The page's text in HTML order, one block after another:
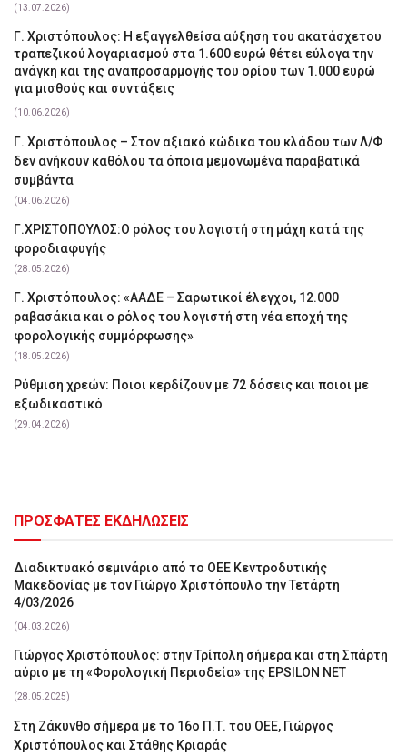
(13.07.2026)
Γ. Χριστόπουλος: Η εξαγγελθείσα αύξηση του ακατάσχετου
τραπεζικού λογαριασμού στα 1.600 ευρώ θέτει εύλογα την
ανάγκη και της αναπροσαρμογής του ορίου των 1.000 ευρώ
για μισθούς και συντάξεις
(10.06.2026)
Γ. Χριστόπουλος – Στον αξιακό κώδικα του κλάδου των Λ/Φ
δεν ανήκουν καθόλου τα όποια μεμονωμένα παραβατικά
συμβάντα
(04.06.2026)
Γ.ΧΡΙΣΤΟΠΟΥΛΟΣ:Ο ρόλος του λογιστή στη μάχη κατά της
φοροδιαφυγής
(28.05.2026)
Γ. Χριστόπουλος: «ΑΑΔΕ – Σαρωτικοί έλεγχοι, 12.000
ραβασάκια και ο ρόλος του λογιστή στη νέα εποχή της
φορολογικής συμμόρφωσης»
(18.05.2026)
Ρύθμιση χρεών: Ποιοι κερδίζουν με 72 δόσεις και ποιοι με
εξωδικαστικό
(29.04.2026)
ΠΡΟΣΦΑΤΕΣ ΕΚΔΗΛΩΣΕΙΣ
Διαδικτυακό σεμινάριο από το ΟΕΕ Κεντροδυτικής
Μακεδονίας με τον Γιώργο Χριστόπουλο την Τετάρτη
4/03/2026
(04.03.2026)
Γιώργος Χριστόπουλος: στην Τρίπολη σήμερα και στη Σπάρτη
αύριο με τη «Φορολογική Περιοδεία» της EPSILON NET
(28.05.2025)
Στη Ζάκυνθο σήμερα με το 16ο Π.Τ. του ΟΕΕ, Γιώργος
Χριστόπουλος και Στάθης Κριαράς